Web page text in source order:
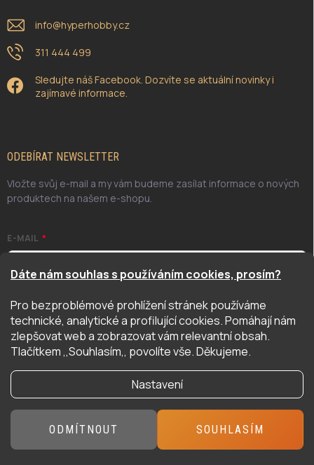
Dáte nám souhlas s používáním cookies, prosím?
Pro bezproblémové prohlížení stránek používáme
technické, analytické a profilující cookies. Pomáhají nám
zlepšovat web a zobrazovat vám relevantní obsah.
Tlačítkem ,,Souhlasím,, povolíte vše. Děkujeme.
Nastavení
ODMÍTNOUT SOUHLASÍM
info@hyperhobby.cz
311 444 499
Sledujte náš Facebook. Dozvíte se aktuální novinky i
zajímavé informace.
ODEBÍRAT NEWSLETTER
Vložte svůj e-mail a my vám budeme zasílat informace o nových
produktech na našem e-shopu.
E-MAIL
Odesláním potvrzuji, že jsem se seznámil/a se zásadami
ochrany osobních údajů. Úplné znění naleznetezde
PŘIHLÁSIT SE
Vytvořil Shoptet
Copyright 2026Hyper Hobby . Všechna práva vyhrazena.